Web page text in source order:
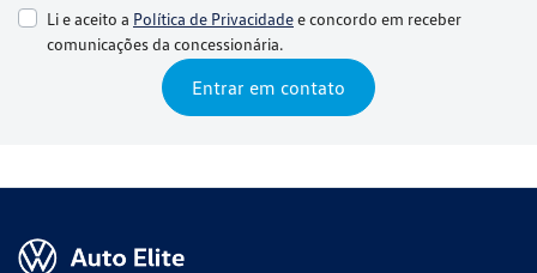
Li e aceito a Política de Privacidadee concordo em receber
comunicações da concessionária.
Entrar em contato